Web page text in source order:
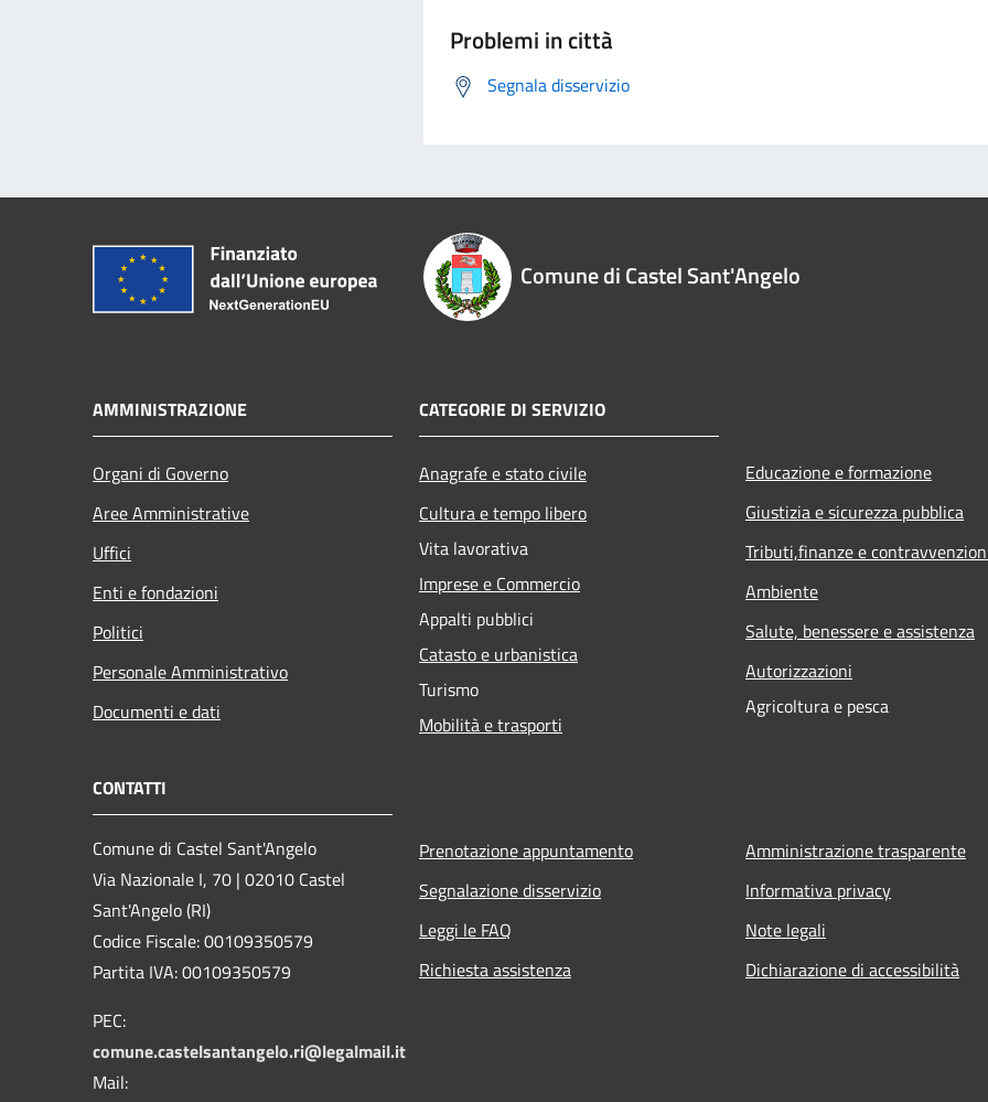
Problemi in città
Segnala disservizio
Comune di Castel Sant'Angelo
AMMINISTRAZIONE
Organi di Governo
Aree Amministrative
Uffici
Enti e fondazioni
Politici
Personale Amministrativo
Documenti e dati
CATEGORIE DI SERVIZIO
Anagrafe e stato civile
Cultura e tempo libero
Vita lavorativa
Imprese e Commercio
Appalti pubblici
Catasto e urbanistica
Turismo
Mobilità e trasporti
Educazione e formazione
Giustizia e sicurezza pubblica
Tributi,finanze e
Ambiente
Salute, benessere e assistenza
Autorizzazioni
Agricoltura e pesca
CONTATTI
Comune di Castel Sant'Angelo
Via Nazionale I, 70 | 02010 Castel
Sant'Angelo (RI)
Codice Fiscale: 00109350579
Partita IVA: 00109350579
PEC:
comune.castelsantangelo.ri@legalmail.it
Mail:
Prenotazione appuntamento
Segnalazione disservizio
Leggi le FAQ
Richiesta assistenza
Amministrazione trasparente
Informativa privacy
Note legali
Dichiarazione di accessibilità